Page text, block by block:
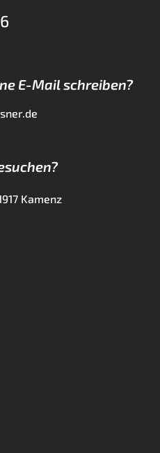
E-Mail schreiben?
Kamenz